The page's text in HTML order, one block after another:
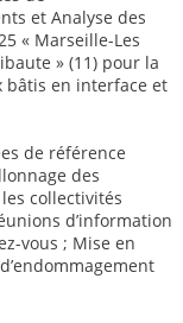
et Analyse des
« Marseille-Les
» (11) pour la
bâtis en interface et
de référence
des
collectivités
d’information
vous ; Mise en